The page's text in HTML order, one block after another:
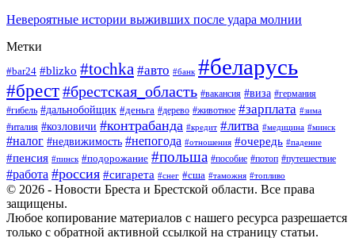
Невероятные истории выживших после удара молнии
Метки
#bar24 #blizko #tochka #авто #банк #беларусь
#брест#брестская_область #вакансия #виза #германия
#гибель #дальнобойщик #деньга #дерево #животное #зарплата #зима
#италия #козловичи #контрабанда #кредит #литва #медицина #минск
#налог #недвижимость #непогода #отношения #очередь #падение
#пенсия #пинск #подорожание #польша #пособие #потоп #путешествие
#работа #россия #сигарета #снег #сша #таможня #топливо
© 2026 - Новости Бреста и Брестской области. Все права
защищены.
Любое копирование материалов с нашего ресурса разрешается
только с обратной активной ссылкой на страницу статьи.